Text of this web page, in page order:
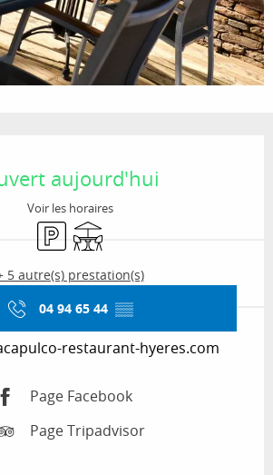
aujourd'hui
Voir les horaires
ParkingTerrasse
5 autre(s) prestation(s)
04 94 65 44 ▒▒
restaurant-hyeres.com
Page Facebook
Page Tripadvisor